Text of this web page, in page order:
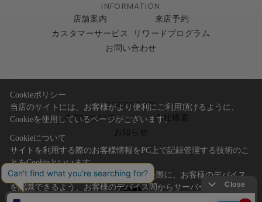
INFORMATION
店舗案内
来店予約
カスタマーサービス
リワードプログラム
お問い合わせ
CORPORATE
今与について
会社概要
お知らせ
Cookieポリシー
当店のサイトには、お客様がより便利にご利用頂けるように、
Cookieを使用しているページがございます。
Cookieについて
サイトを利用する際のお客様情報をPC上で記録管理する技術のこ
とをCookieといいます。
Cookieはお客様がサイトを再訪問された際に、お客様のデバイス
を認識できるよう、お客様のデバイス間からサーバーへ送り返さ
れます。